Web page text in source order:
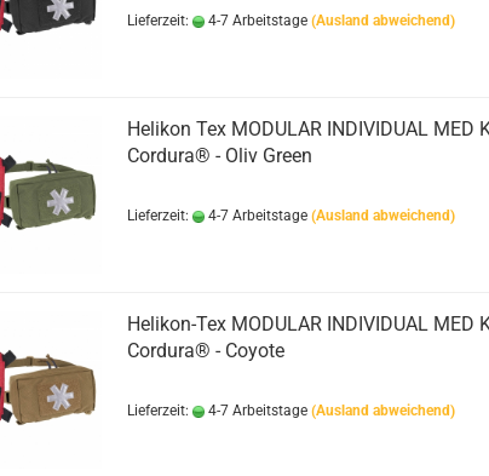
Lieferzeit: 4-7 Arbeitstage (Ausland abweichend)
Helikon Tex MODULAR INDIVIDUAL MED
Cordura® - Oliv Green
Lieferzeit: 4-7 Arbeitstage (Ausland abweichend)
Helikon-Tex MODULAR INDIVIDUAL MED
Cordura® - Coyote
Lieferzeit: 4-7 Arbeitstage (Ausland abweichend)